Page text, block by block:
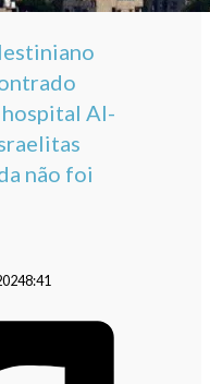
hospital Al-
não foi
8:41